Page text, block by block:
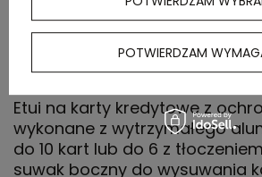
Etui na karty kredytowe z
wykonane z wytrzymałego
do 10 kart lub do 6 z
suwak boczny do wysuwania
POTWIERDZAM